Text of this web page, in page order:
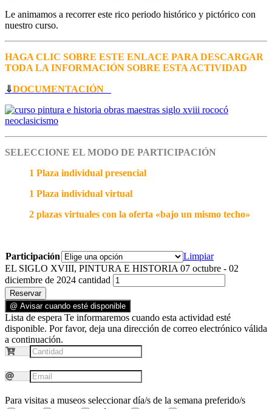
Le animamos a recorrer este rico periodo histórico y pictórico con
nuestro curso.
HAGA CLIC SOBRE ESTE ENLACE PARA DESCARGAR
TODA LA INFORMACIÓN SOBRE ESTA ACTIVIDAD
⇓DOCUMENTACIÓN
SELECCIONE EL MODO DE PARTICIPACIÓN
1 Plaza individual presencial
1 Plaza individual virtual
2 plazas virtuales con la oferta «bajo un mismo techo»
Participación
Limpiar
EL SIGLO XVIII, PINTURA E HISTORIA 07 octubre - 02
diciembre de 2024 cantidad
Reservar
@ Avisar cuando esté disponible
Lista de espera Te informaremos cuando esta actividad esté
disponible. Por favor, deja una dirección de correo electrónico válida
a continuación.
Para visitas a museos seleccionar día/s de la semana preferido/s